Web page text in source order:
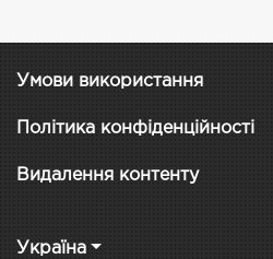
Умови використання
Політика конфіденційності
Видалення контенту
Україна